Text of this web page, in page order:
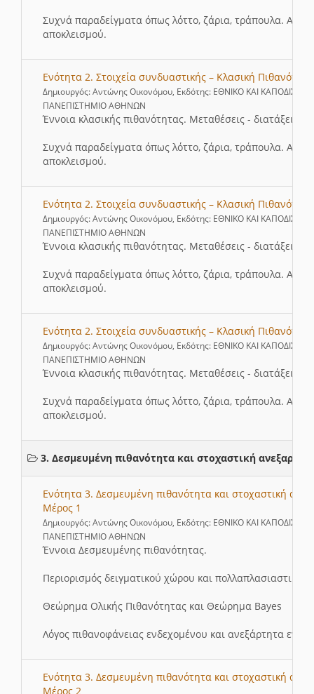
Συχνά παραδείγματα όπως λόττο, ζάρια, τράπουλα. Αρχή
αποκλεισμού.
Ενότητα 2. Στοιχεία συνδυαστικής – Κλασική
Δημιουργός: Αντώνης Οικονόμου, Εκδότης: ΕΘΝΙΚΟ ΚΑΙ
ΠΑΝΕΠΙΣΤΗΜΙΟ ΑΘΗΝΩΝ
Έννοια κλασικής πιθανότητας. Μεταθέσεις - διατάξεις -
Συχνά παραδείγματα όπως λόττο, ζάρια, τράπουλα. Αρχή
αποκλεισμού.
Ενότητα 2. Στοιχεία συνδυαστικής – Κλασική
Δημιουργός: Αντώνης Οικονόμου, Εκδότης: ΕΘΝΙΚΟ ΚΑΙ
ΠΑΝΕΠΙΣΤΗΜΙΟ ΑΘΗΝΩΝ
Έννοια κλασικής πιθανότητας. Μεταθέσεις - διατάξεις -
Συχνά παραδείγματα όπως λόττο, ζάρια, τράπουλα. Αρχή
αποκλεισμού.
Ενότητα 2. Στοιχεία συνδυαστικής – Κλασική
Δημιουργός: Αντώνης Οικονόμου, Εκδότης: ΕΘΝΙΚΟ ΚΑΙ
ΠΑΝΕΠΙΣΤΗΜΙΟ ΑΘΗΝΩΝ
Έννοια κλασικής πιθανότητας. Μεταθέσεις - διατάξεις -
Συχνά παραδείγματα όπως λόττο, ζάρια, τράπουλα. Αρχή
αποκλεισμού.
3. Δεσμευμένη πιθανότητα και στοχαστική
Ενότητα 3. Δεσμευμένη πιθανότητα και στοχαστική
Μέρος 1
Δημιουργός: Αντώνης Οικονόμου, Εκδότης: ΕΘΝΙΚΟ ΚΑΙ
ΠΑΝΕΠΙΣΤΗΜΙΟ ΑΘΗΝΩΝ
Έννοια Δεσμευμένης πιθανότητας.
Περιορισμός δειγματικού χώρου και πολλαπλασιαστικός
Θεώρημα Ολικής Πιθανότητας και Θεώρημα Bayes
Λόγος πιθανοφάνειας ενδεχομένου και ανεξάρτητα
Ενότητα 3. Δεσμευμένη πιθανότητα και στοχαστική
Μέρος 2